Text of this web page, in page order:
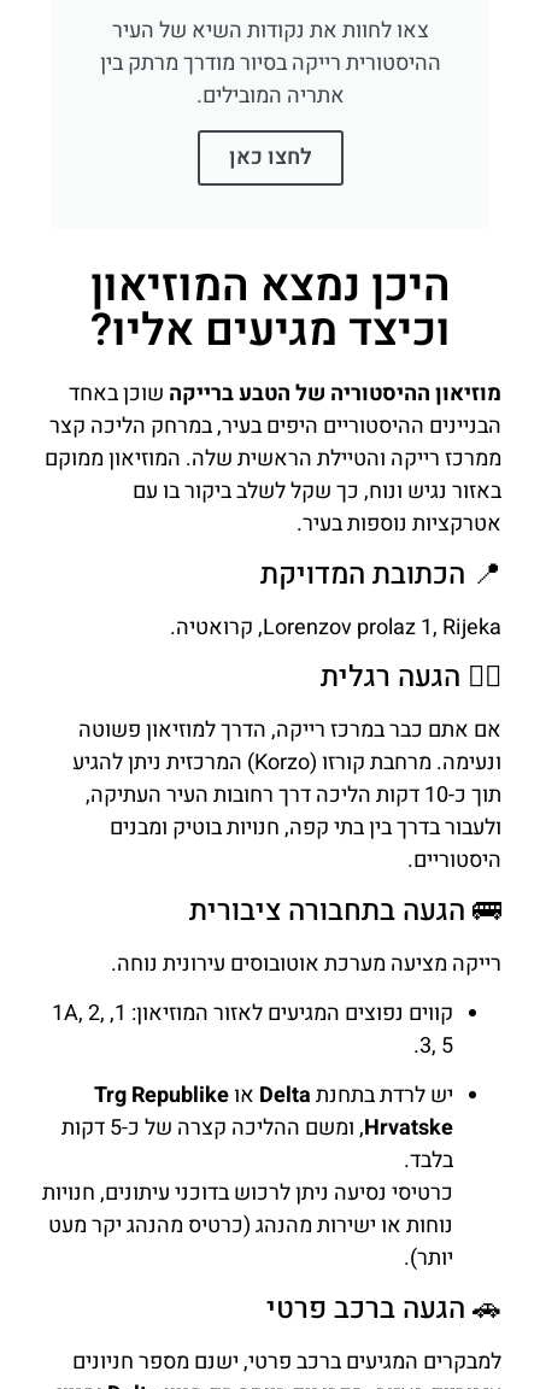
צאו לחוות את נקודות השיא של העיר
ההיסטורית רייקה בסיור מודרך מרתק בין
אתריה המובילים.
לחצו כאן
היכן נמצא המוזיאון
וכיצד מגיעים אליו?
מוזיאון ההיסטוריה של הטבע ברייקה שוכן באחד
הבניינים ההיסטוריים היפים בעיר, במרחק הליכה קצר
ממרכז רייקה והטיילת הראשית שלה. המוזיאון ממוקם
באזור נגיש ונוח, כך שקל לשלב ביקור בו עם
אטרקציות נוספות בעיר.
📍 הכתובת המדויקת
Lorenzov prolaz 1, Rijeka, קרואטיה.
🚶‍♂️ הגעה רגלית
אם אתם כבר במרכז רייקה, הדרך למוזיאון פשוטה
ונעימה. מרחבת קורזו (Korzo) המרכזית ניתן להגיע
תוך כ-10 דקות הליכה דרך רחובות העיר העתיקה,
ולעבור בדרך בין בתי קפה, חנויות בוטיק ומבנים
היסטוריים.
🚌 הגעה בתחבורה ציבורית
רייקה מציעה מערכת אוטובוסים עירונית נוחה.
קווים נפוצים המגיעים לאזור המוזיאון: 1, 1A, 2,
3, 5.
יש לרדת בתחנתDelta אוTrg Republike
Hrvatske
, ומשם ההליכה קצרה של כ-5 דקות
בלבד.
כרטיסי נסיעה ניתן לרכוש בדוכני עיתונים, חנויות
נוחות או ישירות מהנהג (כרטיס מהנהג יקר מעט
יותר).
🚗 הגעה ברכב פרטי
למבקרים המגיעים ברכב פרטי, ישנם מספר חניונים